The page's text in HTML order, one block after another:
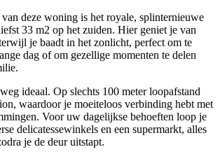
deze woning is het royale, splinternieuwe
33 m2 op het zuiden. Hier geniet je van
je baadt in het zonlicht, perfect om te
dag of om gezellige momenten te delen
ideaal. Op slechts 100 meter loopafstand
waardoor je moeiteloos verbinding hebt met
Voor uw dagelijkse behoeften loop je
delicatessewinkels en een supermarkt, alles
je de deur uitstapt.